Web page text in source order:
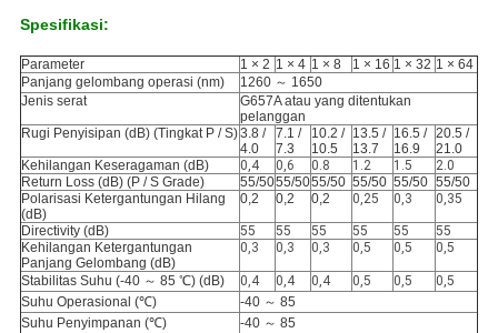
Spesifikasi:
Parameter 1 × 2 1 × 4 1 × 8 1 × 16 1 × 32 1 × 64
Panjang gelombang operasi (nm)
1260 ～ 1650
Jenis serat
G657A atau yang ditentukan
pelanggan
Rugi Penyisipan (dB) (Tingkat P / S)3.8 /
4.0
7.1 /
7.3
10.2 /
10.5
13.5 /
13.7
16.5 /
16.9
20.5 /
21.0
Kehilangan Keseragaman (dB)
0,4 0,6 0.8 1.2 1.5
2.0
Return Loss (dB) (P / S Grade)
55/5055/5055/50 55/50 55/50 55/50
Polarisasi Ketergantungan Hilang
(dB)
0,2 0,2 0,2 0,25 0,3 0,35
Directivity (dB) 55 55 55 55 55
55
Kehilangan Ketergantungan
Panjang Gelombang (dB)
0,3 0,3 0,3 0,5 0,5 0,5
Stabilitas Suhu (-40 ～ 85 ℃) (dB) 0,4 0,4 0,4 0,5 0,5
0,5
Suhu Operasional (℃)
-40 ～ 85
Suhu Penyimpanan (℃)
-40 ～ 85